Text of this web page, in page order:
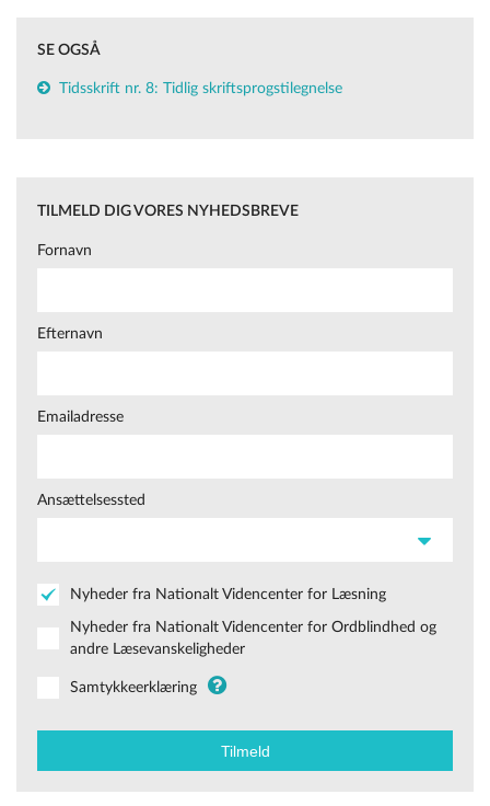
SE OGSÅ
Tidsskrift nr. 8: Tidlig skriftsprogstilegnelse
TILMELD DIG VORES NYHEDSBREVE
Fornavn
Efternavn
Emailadresse
Ansættelsessted
Nyheder fra Nationalt Videncenter for Læsning
Nyheder fra Nationalt Videncenter for Ordblindhed og
andre Læsevanskeligheder
Samtykkeerklæring